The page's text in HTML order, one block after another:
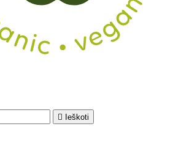

Ieškoti